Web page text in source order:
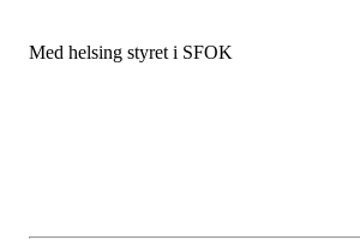
Med helsing styret i SFOK